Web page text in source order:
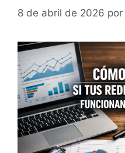
8 de abril de 2026 por